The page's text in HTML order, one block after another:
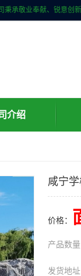
介绍
咸宁
价格：
产品数量
发货地址